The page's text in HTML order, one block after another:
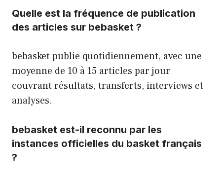
Quelle est la fréquence de publication
des articles sur bebasket ?
bebasket publie quotidiennement, avec une
moyenne de 10 à 15 articles par jour
couvrant résultats, transferts, interviews et
analyses.
bebasket est-il reconnu par les
instances officielles du basket français
?